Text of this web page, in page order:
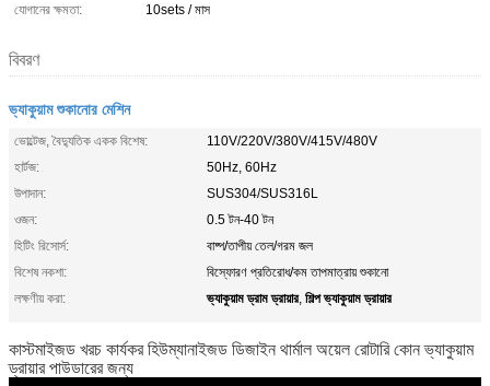
যোগানের ক্ষমতা:
10sets / মাস
বিবরণ
ভ্যাকুয়াম শুকানোর মেশিন
ভোল্টেজ, বৈদ্যুতিক একক বিশেষ:
110V/220V/380V/415V/480V
হার্টজ:
50Hz, 60Hz
উপাদান:
SUS304/SUS316L
ওজন:
0.5 টন-40 টন
হিটিং রিসোর্স:
বাষ্প/তাপীয় তেল/গরম জল
বিশেষ নকশা:
বিস্ফোরণ প্রতিরোধ/কম তাপমাত্রায় শুকানো
লক্ষণীয় করা:
ভ্যাকুয়াম ড্রাম ড্রায়ার, শিল্প ভ্যাকুয়াম ড্রায়ার
কাস্টমাইজড খরচ কার্যকর হিউম্যানাইজড ডিজাইন থার্মাল অয়েল রোটারি কোন ভ্যাকুয়াম
ড্রায়ার পাউডারের জন্য